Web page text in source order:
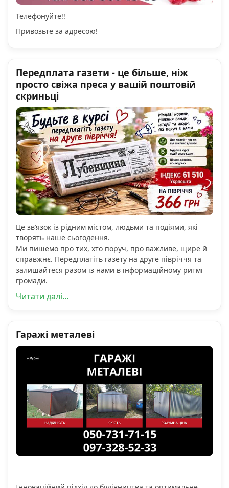
Телефонуйте!!
Привозьте за адресою!
Передплата газети - це більше, ніж
просто свіжа преса у вашій поштовій
скриньці
Це зв’язок із рідним містом, людьми та подіями, які
творять наше сьогодення.
Ми пишемо про тих, хто поруч, про важливе, щире й
справжнє. Передплатіть газету на друге півріччя та
залишайтеся разом із нами в інформаційному ритмі
громади.
Читати далі...
Гаражі металеві